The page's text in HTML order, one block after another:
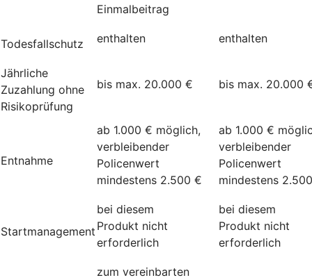
Einmalbeitrag
Todesfallschutz enthalten enthalten
Jährliche
Zuzahlung ohne
Risikoprüfung
bis max. 20.000 € bis max. 20.000
Entnahme
ab 1.000 € möglich,
verbleibender
Policenwert
mindestens 2.500 €
ab 1.000 €
verbleibender
Policenwert
mindestens
Startmanagement
bei diesem
Produkt nicht
erforderlich
bei diesem
Produkt nicht
erforderlich
zum vereinbarten